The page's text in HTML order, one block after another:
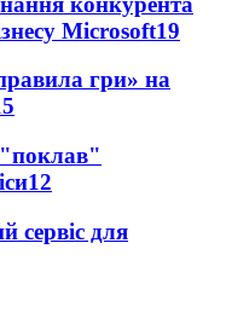
Microsoft19
гри» на
12
сервіс для